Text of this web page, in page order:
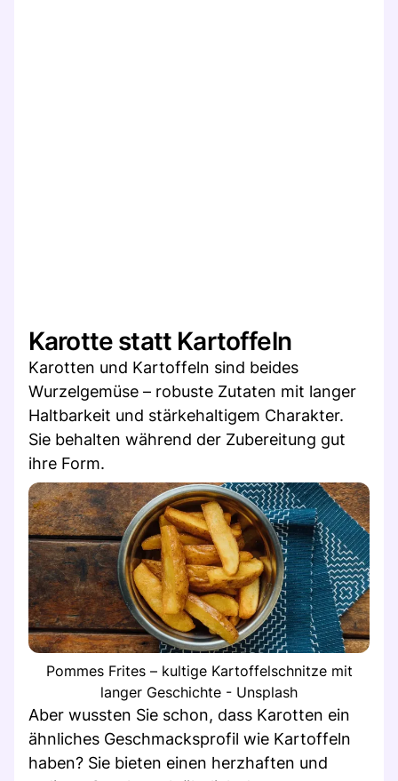
Karotte statt Kartoffeln
Karotten und Kartoffeln sind beides
Wurzelgemüse – robuste Zutaten mit langer
Haltbarkeit und stärkehaltigem Charakter.
Sie behalten während der Zubereitung gut
ihre Form.
Pommes Frites – kultige Kartoffelschnitze mit
langer Geschichte - Unsplash
Aber wussten Sie schon, dass Karotten ein
ähnliches Geschmacksprofil wie Kartoffeln
haben? Sie bieten einen herzhaften und